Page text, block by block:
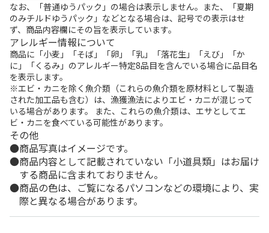
なお、「普通ゆうパック」の場合は表示しません。また、「夏期
のみチルドゆうパック」などとなる場合は、記号での表示はせ
ず、商品内容欄にその旨を表示しています。
アレルギー情報について
商品に「小麦」「そば」「卵」「乳」「落花生」「えび」「か
に」「くるみ」のアレルギー特定8品目を含んでいる場合に品目名
を表示します。
※エビ・カニを除く魚介類（これらの魚介類を原材料として製造
された加工品も含む）は、漁獲漁法によりエビ・カニが混じって
いる場合があります。 また、これらの魚介類は、エサとしてエ
ビ・カニを食べている可能性があります。
その他
商品写真はイメージです。
商品内容として記載されていない「小道具類」はお届け
する商品に含まれておりません。
商品の色は、ご覧になるパソコンなどの環境により、実
際と異なる場合があります。